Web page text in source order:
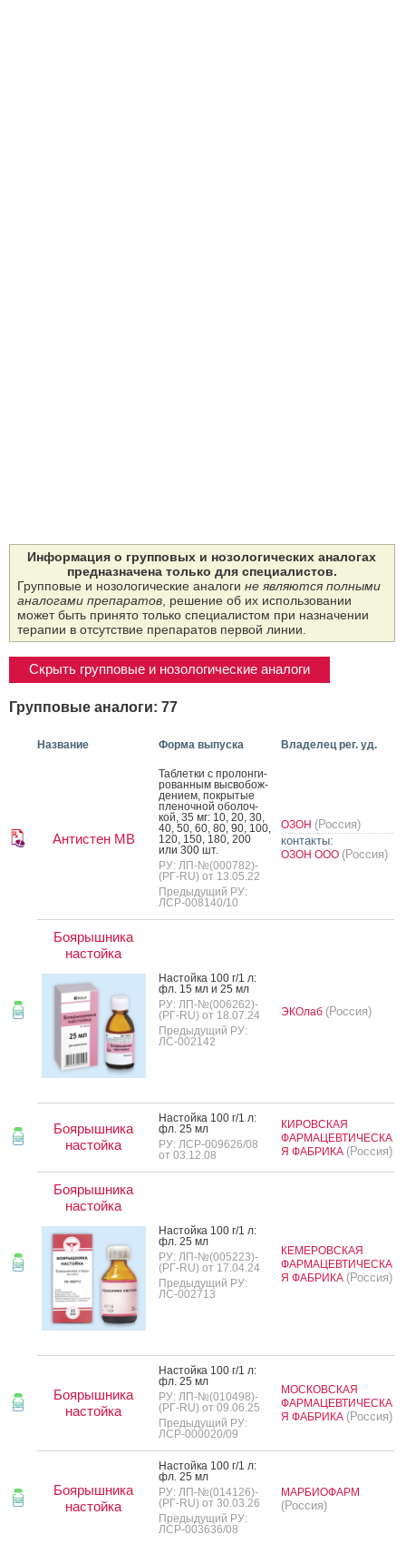
Информация о групповых и нозологических аналогах
предназначена только для специалистов.
Групповые и нозологические аналоги не являются полными
аналогами препаратов, решение об их использовании
может быть принято только специалистом при назначении
терапии в отсутствие препаратов первой линии.
Скрыть групповые и нозологические аналоги
Групповые аналоги: 77
Название Форма выпуска Владелец рег. уд.
Антистен МВ
Таб­летки с про­лон­ги­
рован­ным выс­во­бож­
де­ни­ем, пок­ры­тые
пле­ноч­ной обо­лоч­
кой, 35 мг: 10, 20, 30,
40, 50, 60, 80, 90, 100,
120, 150, 180, 200
или 300 шт.
РУ: ЛП-№(000782)-
(РГ-RU) от 13.05.22
Предыдущий РУ:
ЛСР-008140/10
ОЗОН (Россия)
контакты:
ОЗОН ООО (Россия)
Боярышника
настойка
Нас­той­ка 100 г/1 л:
фл. 15 мл и 25 мл
РУ: ЛП-№(006262)-
(РГ-RU) от 18.07.24
Предыдущий РУ:
ЛС-002142
ЭКОлаб (Россия)
Боярышника
настойка
Нас­той­ка 100 г/1 л:
фл. 25 мл
РУ: ЛСР-009626/08
от 03.12.08
КИРОВСКАЯ
ФАРМАЦЕВТИЧЕСКА
Я ФАБРИКА (Россия)
Боярышника
настойка
Нас­той­ка 100 г/1 л:
фл. 25 мл
РУ: ЛП-№(005223)-
(РГ-RU) от 17.04.24
Предыдущий РУ:
ЛС-002713
КЕМЕРОВСКАЯ
ФАРМАЦЕВТИЧЕСКА
Я ФАБРИКА (Россия)
Боярышника
настойка
Нас­той­ка 100 г/1 л:
фл. 25 мл
РУ: ЛП-№(010498)-
(РГ-RU) от 09.06.25
Предыдущий РУ:
ЛСР-000020/09
МОСКОВСКАЯ
ФАРМАЦЕВТИЧЕСКА
Я ФАБРИКА (Россия)
Боярышника
настойка
Нас­той­ка 100 г/1 л:
фл. 25 мл
РУ: ЛП-№(014126)-
(РГ-RU) от 30.03.26
Предыдущий РУ:
ЛСР-003636/08
МАРБИОФАРМ
(Россия)